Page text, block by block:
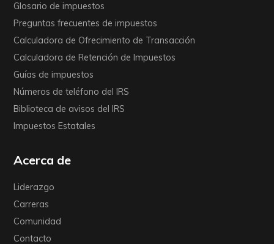
Glosario de impuestos
Preguntas frecuentes de impuestos
Calculadora de Ofrecimiento de Transacción
Calculadora de Retención de Impuestos
Guías de impuestos
Números de teléfono del IRS
Biblioteca de avisos del IRS
Impuestos Estatales
Acerca de
Liderazgo
Carreras
Comunidad
Contacto